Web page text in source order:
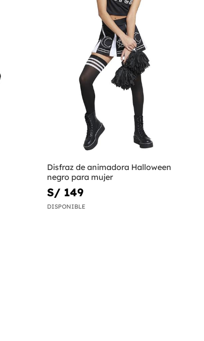
Disfraz de animadora Halloween
negro para mujer
S/ 149
DISPONIBLE